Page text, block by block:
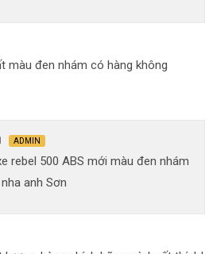
màu đen nhám có hàng không
ADMIN
rebel 500 ABS mới màu đen nhám
anh Sơn